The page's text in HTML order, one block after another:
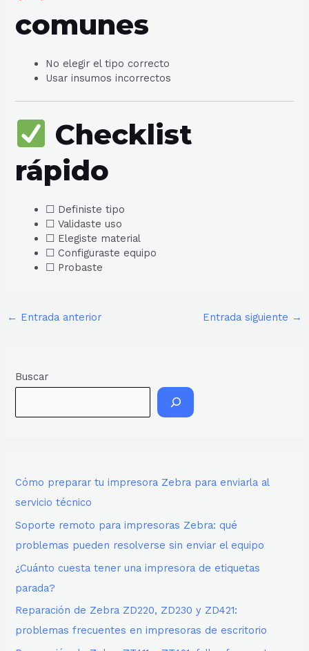
comunes
No elegir el tipo correcto
Usar insumos incorrectos
Checklist
rápido
☐ Definiste tipo
☐ Validaste uso
☐ Elegiste material
☐ Configuraste equipo
☐ Probaste
← Entrada anterior Entrada siguiente →
Buscar
Cómo preparar tu impresora Zebra para enviarla al
servicio técnico
Soporte remoto para impresoras Zebra: qué
problemas pueden resolverse sin enviar el equipo
¿Cuánto cuesta tener una impresora de etiquetas
parada?
Reparación de Zebra ZD220, ZD230 y ZD421:
problemas frecuentes en impresoras de escritorio